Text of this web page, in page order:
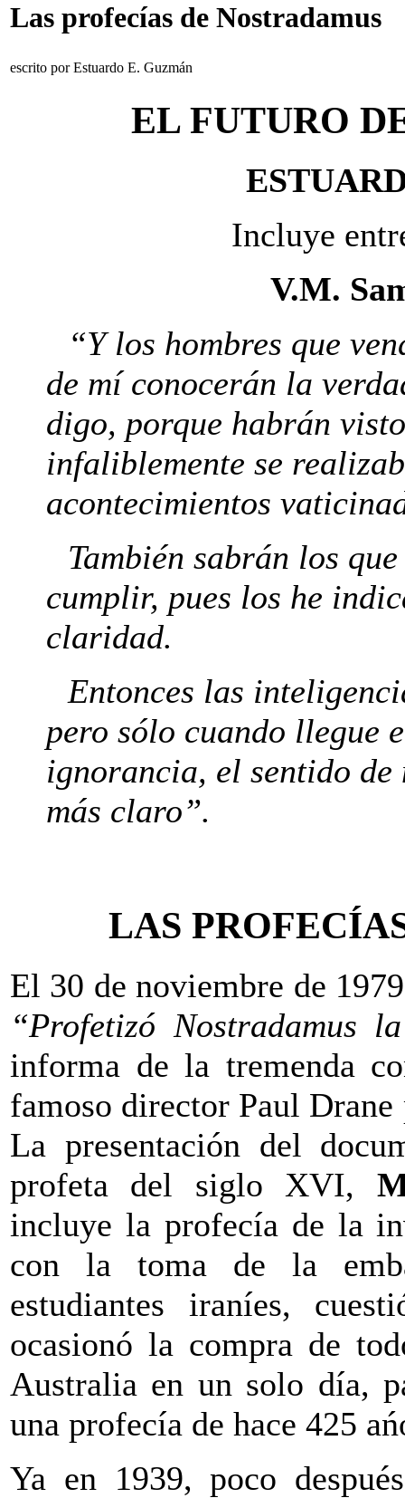
Las profecías de Nostradamus
escrito por Estuardo E. Guzmán
EL FUTURO
Incluye
V.M.
“Y los hombres que
de mí conocerán la
digo, porque habrán
infaliblemente se
acontecimientos
También sabrán los
cumplir, pues los he
claridad.
Entonces las
pero sólo cuando llegue
ignorancia, el sentido de
más claro”.
LAS
El 30 de noviembre de
“Profetizó Nostradamus
informa de la tremenda
famoso director Paul
La presentación del
profeta del siglo XVI,
incluye la profecía de la
con la toma de la
estudiantes iraníes,
ocasionó la compra de
Australia en un solo día,
una profecía de hace 425
Ya en 1939, poco